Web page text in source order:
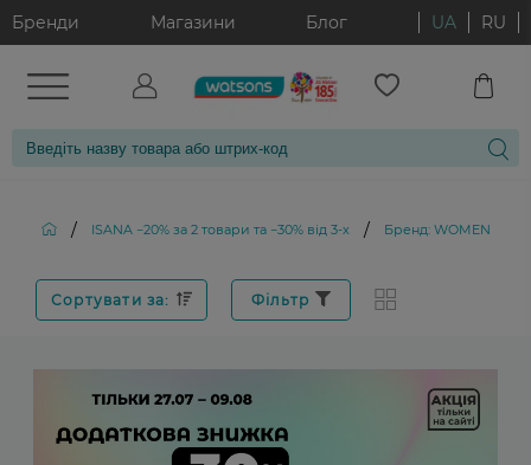
Бренди Магазини Блог UA RU
/ ISANA −20% за 2 товари та −30% від 3-х / Бренд: WOMEN
Сортувати за: Фільтр